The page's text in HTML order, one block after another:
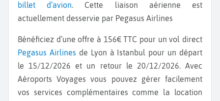
billet d’avion. Cette liaison aérienne est
actuellement desservie par Pegasus Airlines
Bénéficiez d’une offre à 156€ TTC pour un vol direct
Pegasus Airlines de Lyon à Istanbul pour un départ
le 15/12/2026 et un retour le 20/12/2026. Avec
Aéroports Voyages vous pouvez gérer facilement
vos services complémentaires comme la location